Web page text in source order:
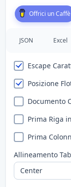
Offrici un Caffè
JSON Excel
Escape
Posizione
Documento
Prima Riga
Prima
Allineamento